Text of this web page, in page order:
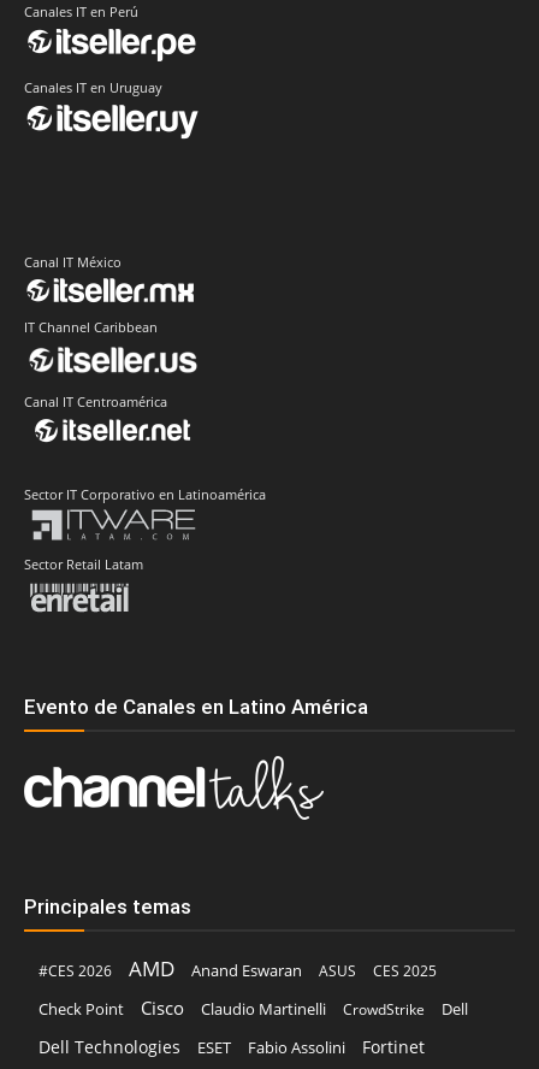
Canales IT en Perú
Canales IT en Uruguay
Canal IT México
IT Channel Caribbean
Canal IT Centroamérica
Sector IT Corporativo en Latinoamérica
Sector Retail Latam
Evento de Canales en Latino América
Principales temas
#CES 2026 AMD Anand Eswaran ASUS
CES 2025
Check Point
Cisco Claudio Martinelli CrowdStrike Dell
Dell Technologies ESET Fabio Assolini Fortinet